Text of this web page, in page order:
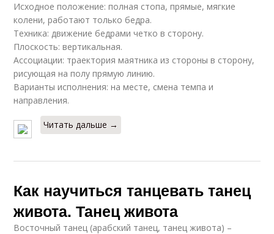
Исходное положение: полная стопа, прямые, мягкие
колени, работают только бедра.
Техника: движение бедрами четко в сторону.
Плоскость: вертикальная.
Ассоциации: траектория маятника из стороны в сторону,
рисующая на полу прямую линию.
Варианты исполнения: на месте, смена темпа и
направления.
Читать дальше →
Как научиться танцевать танец
живота. Танец живота
Восточный танец (арабский танец, танец живота) –